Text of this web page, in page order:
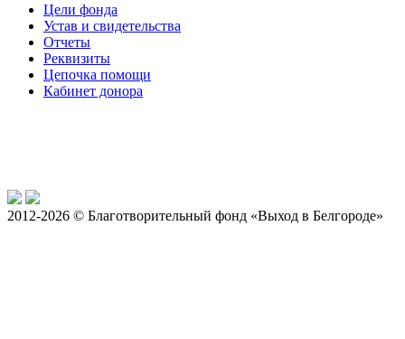
Цели фонда
Устав и свидетельства
Отчеты
Реквизиты
Цепочка помощи
Кабинет донора
2012-2026 © Благотворительный фонд «Выход в Белгороде»